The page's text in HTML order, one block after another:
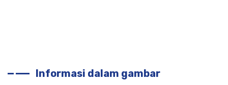
Informasi dalam gambar